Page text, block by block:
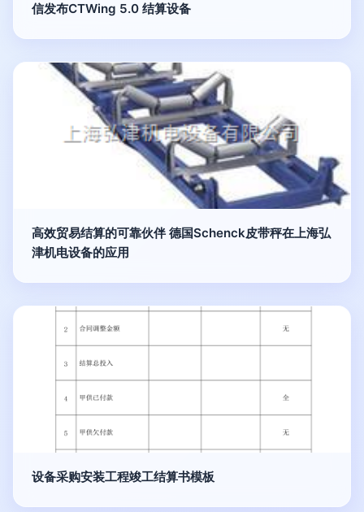
信发布CTWing 5.0 结算设备
高效贸易结算的可靠伙伴 德国Schenck皮带秤在上海弘
津机电设备的应用
设备采购安装工程竣工结算书模板